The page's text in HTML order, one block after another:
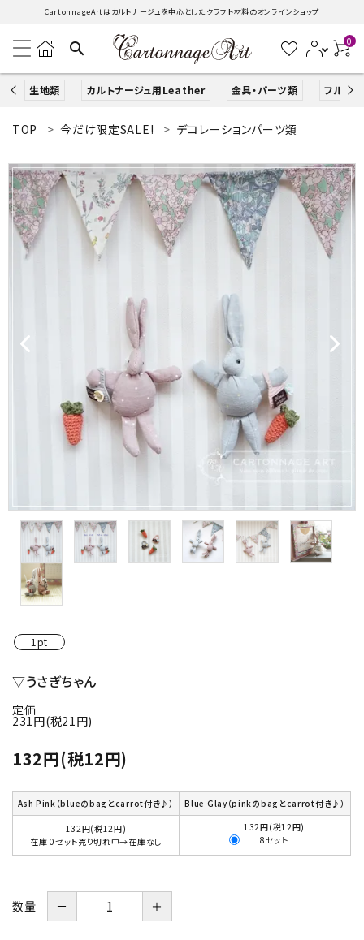
CartonnageArtはカルトナージュを中心としたクラフト材料のオンラインショップ
search 0
生地類 カルトナージュ用Leather 金具・パーツ類 フルキッ
search
ACCOUNT MENU
ようこそ ゲスト 様
新規会員登録
カルトナージュLeather用
金具・パーツ類
フルキット
デコレーション材料
道具類
基本材料
ガイドライン
お問い合わせ
TOP 今だけ限定SALE! デコレーションパーツ類
1pt
▽うさぎちゃん
定価
231円(税21円)
132円(税12円)
Ash Pink（blueのbagとcarrot付き♪） Blue Glay（pinkのbagとcarrot付き♪）
132円(税12円)
在庫 0セット売り切れ中→在庫なし
132円(税12円)
8セット
数量 － ＋